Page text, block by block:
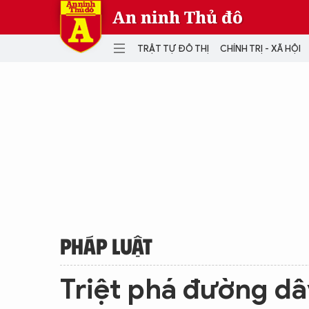
An ninh Thủ đô
TRẬT TỰ ĐÔ THỊ CHÍNH TRỊ - XÃ HỘI
PHÁP LUẬT
Triệt phá đường